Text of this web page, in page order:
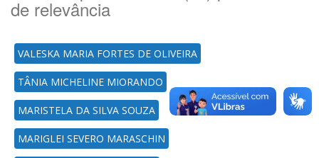
de relevância
VALESKA MARIA FORTES DE OLIVEIRA
TÂNIA MICHELINE MIORANDO
MARISTELA DA SILVA SOUZA
MARIGLEI SEVERO MARASCHIN